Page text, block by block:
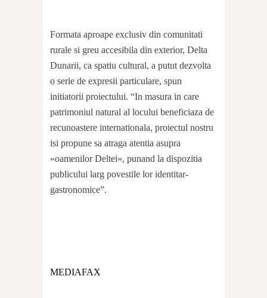
Formata aproape exclusiv din comunitati
rurale si greu accesibila din exterior, Delta
Dunarii, ca spatiu cultural, a putut dezvolta
o serie de expresii particulare, spun
initiatorii proiectului. “In masura in care
patrimoniul natural al locului beneficiaza de
recunoastere internationala, proiectul nostru
isi propune sa atraga atentia asupra
«oamenilor Deltei», punand la dispozitia
publicului larg povestile lor identitar-
gastronomice”.
MEDIAFAX